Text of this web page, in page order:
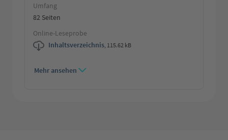
Umfang
82 Seiten
Online-Leseprobe
Inhaltsverzeichnis, 115.62 kB
Mehr ansehen